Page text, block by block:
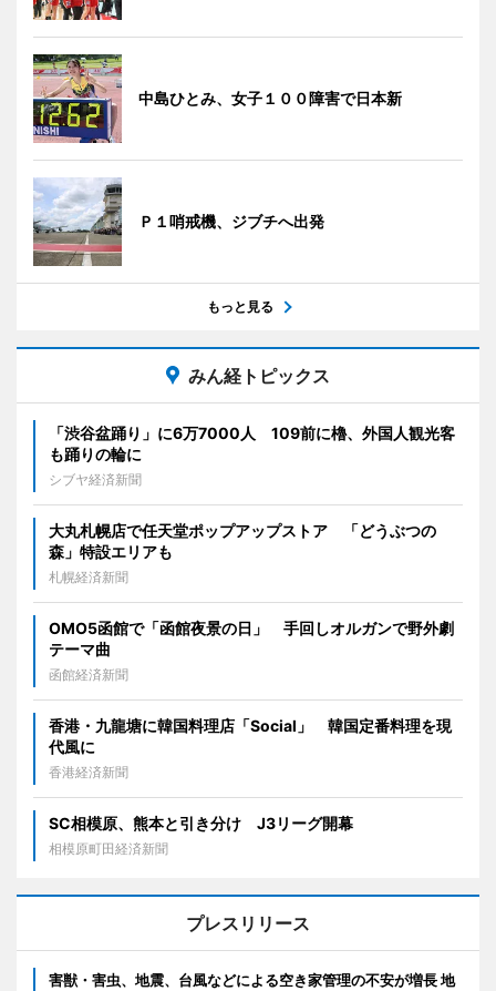
中島ひとみ、女子１００障害で日本新
Ｐ１哨戒機、ジブチへ出発
もっと見る
みん経トピックス
「渋谷盆踊り」に6万7000人 109前に櫓、外国人観光客
も踊りの輪に
シブヤ経済新聞
大丸札幌店で任天堂ポップアップストア 「どうぶつの
森」特設エリアも
札幌経済新聞
OMO5函館で「函館夜景の日」 手回しオルガンで野外劇
テーマ曲
函館経済新聞
香港・九龍塘に韓国料理店「Social」 韓国定番料理を現
代風に
香港経済新聞
SC相模原、熊本と引き分け J3リーグ開幕
相模原町田経済新聞
プレスリリース
害獣・害虫、地震、台風などによる空き家管理の不安が増長 地